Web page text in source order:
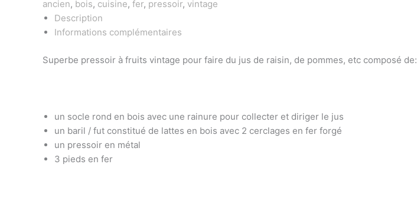
ancien, bois, cuisine, fer, pressoir, vintage
Description
Informations complémentaires
Superbe pressoir à fruits vintage pour faire du jus de raisin, de pommes, etc composé de:
un socle rond en bois avec une rainure pour collecter et diriger le jus
un baril / fut constitué de lattes en bois avec 2 cerclages en fer forgé
un pressoir en métal
3 pieds en fer